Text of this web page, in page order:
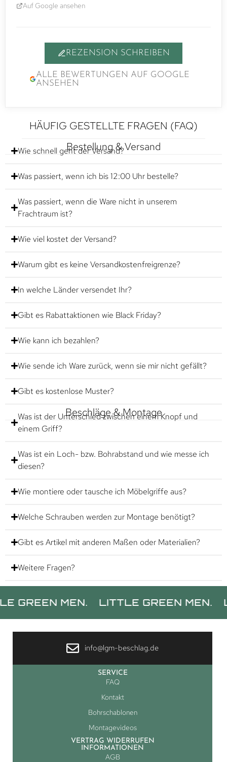
Auf Google ansehen
REZENSION SCHREIBEN
ALLE BEWERTUNGEN AUF GOOGLE
ANSEHEN
HÄUFIG GESTELLTE FRAGEN (FAQ)
Bestellung & Versand
Wie schnell geht der Versand?
Was passiert, wenn ich bis 12:00 Uhr bestelle?
Was passiert, wenn die Ware nicht in unserem
Frachtraum ist?
Wie viel kostet der Versand?
Warum gibt es keine Versandkostenfreigrenze?
In welche Länder versendet Ihr?
Gibt es Rabattaktionen wie Black Friday?
Wie kann ich bezahlen?
Wie sende ich Ware zurück, wenn sie mir nicht gefällt?
Gibt es kostenlose Muster?
Beschläge & Montage
Was ist der Unterschied zwischen einem Knopf und
einem Griff?
Was ist ein Loch- bzw. Bohrabstand und wie messe ich
diesen?
Wie montiere oder tausche ich Möbelgriffe aus?
Welche Schrauben werden zur Montage benötigt?
Gibt es Artikel mit anderen Maßen oder Materialien?
Weitere Fragen?
MEN. LITTLE GREEN MEN. LITTLE
info@lgm-beschlag.de
SERVICE
FAQ
Kontakt
Bohrschablonen
Montagevideos
VERTRAG WIDERRUFEN
INFORMATIONEN
AGB